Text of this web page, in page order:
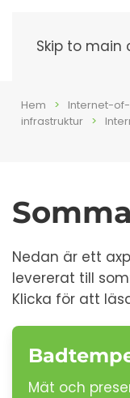
Skip to main
Hem Internet-
infrastruktur
Nedan är ett
levererat till
Klicka för att
Mät och